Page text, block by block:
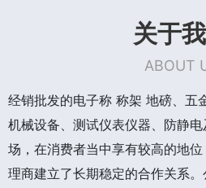
关于
ABOUT
经销批发的电子称 称架 地磅、五
机械设备、测试仪表仪器、防静
场，在消费者当中享有较高的地
理商建立了长期稳定的合作关系